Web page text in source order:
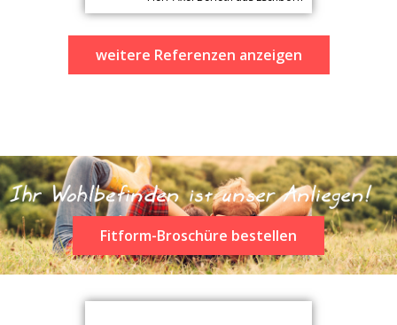
langen Beine durchdacht
konstruiert. Besonders schätze
ich das einfache Hinsetzen und
Aufstehen. Er sieht gut aus, ist
weitere Referenzen anzeigen
Fitform-Broschüre bestellen